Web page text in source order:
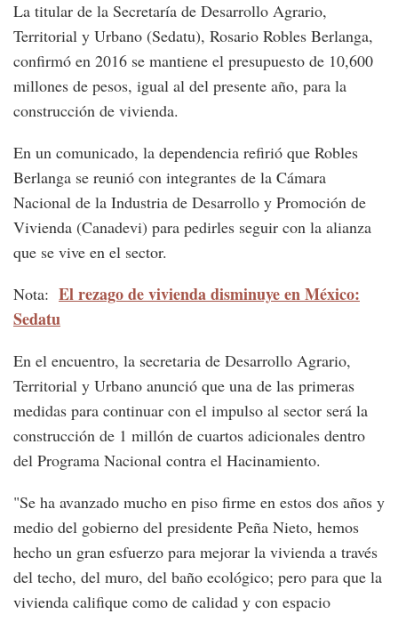
La titular de la Secretaría de Desarrollo Agrario,
Territorial y Urbano (Sedatu), Rosario Robles Berlanga,
confirmó en 2016 se mantiene el presupuesto de 10,600
millones de pesos, igual al del presente año, para la
construcción de vivienda.
En un comunicado, la dependencia refirió que Robles
Berlanga se reunió con integrantes de la Cámara
Nacional de la Industria de Desarrollo y Promoción de
Vivienda (Canadevi) para pedirles seguir con la alianza
que se vive en el sector.
Nota: El rezago de vivienda disminuye en México:
Sedatu
En el encuentro, la secretaria de Desarrollo Agrario,
Territorial y Urbano anunció que una de las primeras
medidas para continuar con el impulso al sector será la
construcción de 1 millón de cuartos adicionales dentro
del Programa Nacional contra el Hacinamiento.
"Se ha avanzado mucho en piso firme en estos dos años y
medio del gobierno del presidente Peña Nieto, hemos
hecho un gran esfuerzo para mejorar la vivienda a través
del techo, del muro, del baño ecológico; pero para que la
vivienda califique como de calidad y con espacio